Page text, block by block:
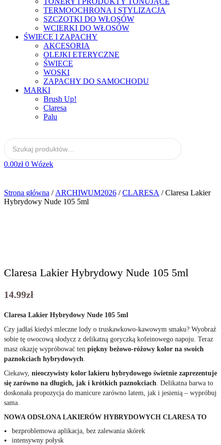
TERMOOCHRONA I STYLIZACJA
SZCZOTKI DO WŁOSÓW
WCIERKI DO WŁOSÓW
ŚWIECE I ZAPACHY
AKCESORIA
OLEJKI ETERYCZNE
ŚWIECE
WOSKI
ZAPACHY DO SAMOCHODU
MARKI
Brush Up!
Claresa
Palu
0.00zł 0 Wózek
Strona główna / ARCHIWUM2026 /CLARESA / Claresa Lakier
Hybrydowy Nude 105 5ml
Claresa Lakier Hybrydowy Nude 105 5ml
14.99zł
Claresa Lakier Hybrydowy Nude 105 5ml
Czy jadłaś kiedyś mleczne lody o truskawkowo-kawowym smaku? Wyobraź
sobie tę owocową słodycz z delikatną goryczką kofeinowego napoju. Teraz
masz okazję wypróbować ten piękny beżowo-różowy kolor na swoich
paznokciach hybrydowych.
Ciekawy, nieoczywisty kolor lakieru hybrydowego świetnie zaprezentuje
się zarówno na długich, jak i krótkich paznokciach. Delikatna barwa to
doskonała propozycja do manicure zarówno latem, jak i jesienią – wypróbuj
sama.
NOWA ODSŁONA LAKIERÓW HYBRYDOWYCH CLARESA TO
bezproblemowa aplikacja, bez zalewania skórek
intensywny połysk